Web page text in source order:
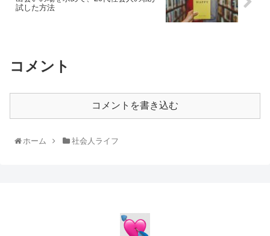
試した方法
コメント
コメントを書き込む
ホーム 社会人ライフ